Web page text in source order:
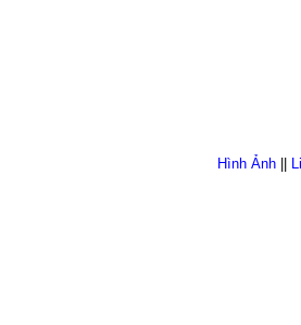
Hình Ảnh ||